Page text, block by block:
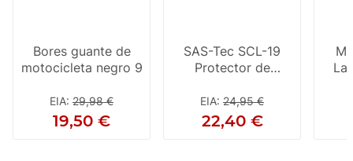
Bores guante de
motocicleta negro 9
EIA: 29,98 €
19,50 €
SAS-Tec SCL-19
Protector de
neón L
EIA: 24,95 €
22,40 €